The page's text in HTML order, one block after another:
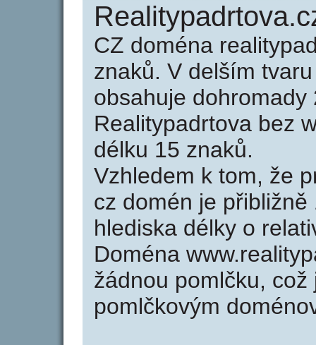
CZ doména
znaků. V delším
obsahuje
Realitypadrtova bez
délku 15 znaků.
Vzhledem k tom, že
cz domén je
hlediska délky o
Doména
žádnou pomlčku,
pomlčkovým